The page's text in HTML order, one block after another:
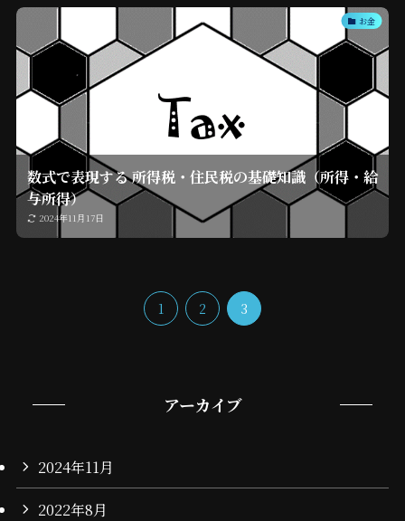
お金
数式で表現する 所得税・住民税の基礎知識（所得・給
与所得）
2024年11月17日
1 2 3
アーカイブ
2024年11月
2022年8月